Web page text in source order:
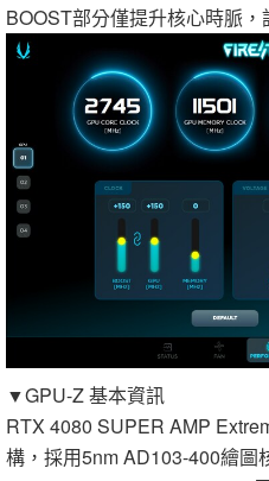
BOOST部分僅提升核心時脈
▼GPU-Z 基本資訊
RTX 4080 SUPER AMP
構，採用5nm AD103-400繪圖